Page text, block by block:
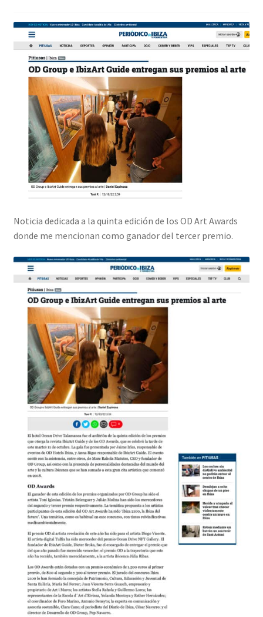
Noticia dedicada a la quinta edición de los OD Art Awards
donde me mencionan como ganador del tercer premio.